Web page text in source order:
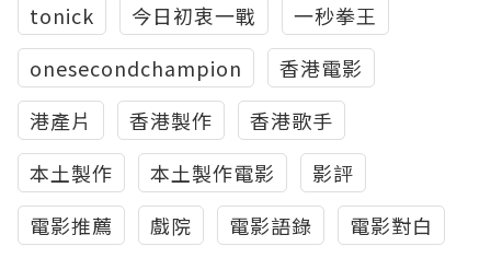
tonick
今日初衷一戰
一秒拳王
onesecondchampion
香港電影
港產片
香港製作
香港歌手
本土製作
本土製作電影
影評
電影推薦
戲院 電影語錄
電影對白